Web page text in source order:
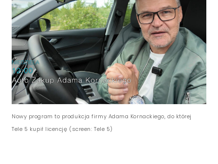
Nowy program to produkcja firmy Adama Kornackiego, do której
Tele 5 kupił licencję (screen: Tele 5)